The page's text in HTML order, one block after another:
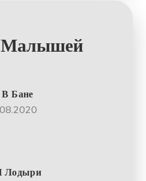
Малышей
Бане
Лодыри